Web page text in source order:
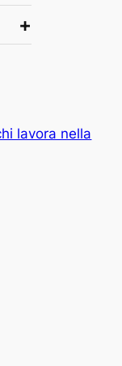
lavora nella